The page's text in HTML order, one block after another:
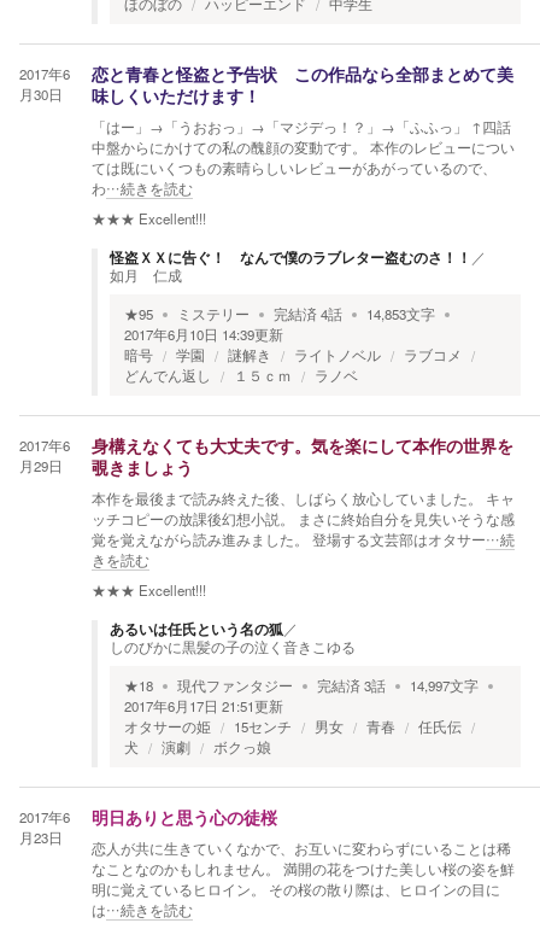
2017年6
月30日
恋と青春と怪盗と予告状 この作品なら全部まとめて美
味しくいただけます！
「はー」→「うおおっ」→「マジデっ！？」→「ふふっ」 ↑四話
中盤からにかけての私の醜顔の変動です。 本作のレビューについ
ては既にいくつもの素晴らしいレビューがあがっているので、
わ…続きを読む
★★★ Excellent!!!
怪盗ＸＸに告ぐ！ なんで僕のラブレター盗むのさ！！ ／
如月 仁成
★95 ミステリー 完結済4話 14,853文字
2017年6月10日 14:39更新
暗号
学園 謎解き ライトノベル
ラブコメ
どんでん返し
１５ｃｍ ラノベ
2017年6
月29日
身構えなくても大丈夫です。気を楽にして本作の世界を
覗きましょう
本作を最後まで読み終えた後、しばらく放心していました。 キャ
ッチコピーの放課後幻想小説。 まさに終始自分を見失いそうな感
覚を覚えながら読み進みました。 登場する文芸部はオタサー…続
きを読む
★★★ Excellent!!!
あるいは任氏という名の狐／
しのびかに黒髪の子の泣く音きこゆる
★18 現代ファンタジー 完結済3話 14,997文字
2017年6月17日 21:51更新
オタサーの姫
15センチ 男女 青春
任氏伝
犬
演劇 ボクっ娘
2017年6
月23日
明日ありと思う心の徒桜
恋人が共に生きていくなかで、お互いに変わらずにいることは稀
なことなのかもしれません。 満開の花をつけた美しい桜の姿を鮮
明に覚えているヒロイン。 その桜の散り際は、ヒロインの目に
は…続きを読む